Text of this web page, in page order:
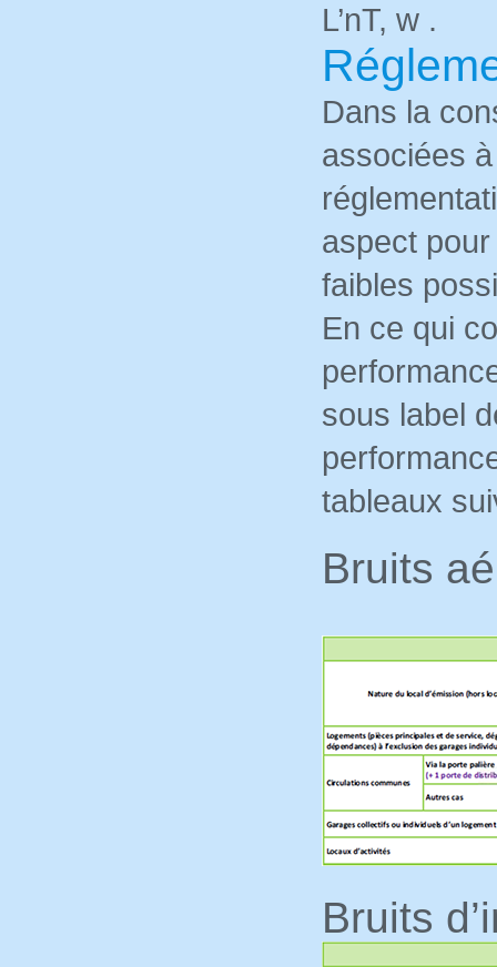
L’nT, w .
Dans la
associées
aspect
faibles
En ce qui
sous label
tableaux
Bruits
Bruits